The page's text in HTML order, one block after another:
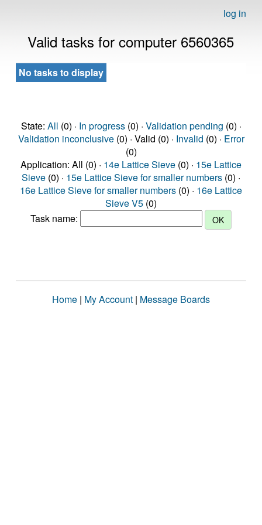
log in
Valid tasks for computer 6560365
No tasks to display
State: All (0) · In progress(0) · Validation pending (0) ·
Validation inconclusive(0) · Valid (0) · Invalid (0) · Error
(0)
Application: All (0) · 14e Lattice Sieve (0) · 15e Lattice
Sieve (0) · 15e Lattice Sieve for smaller numbers (0) ·
16e Lattice Sieve for smaller numbers (0) · 16e Lattice
Sieve V5 (0)
Task name:
Home | My Account | Message Boards